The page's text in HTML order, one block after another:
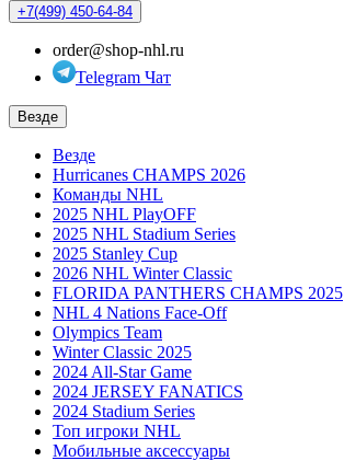
+7(499) 450-64-84
order@shop-nhl.ru
Telegram Чат
Везде
Везде
Hurricanes CHAMPS 2026
Команды NHL
2025 NHL PlayOFF
2025 NHL Stadium Series
2025 Stanley Cup
2026 NHL Winter Classic
FLORIDA PANTHERS CHAMPS 2025
NHL 4 Nations Face-Off
Olympics Team
Winter Classic 2025
2024 All-Star Game
2024 JERSEY FANATICS
2024 Stadium Series
Топ игроки NHL
Мобильные аксессуары